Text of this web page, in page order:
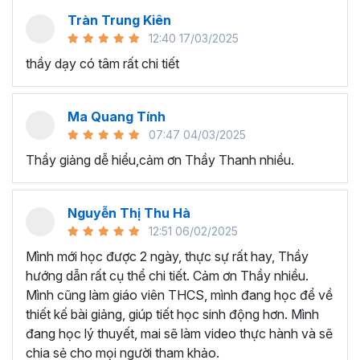
âm thanh ấn tượng cho các dự án cá nhân, quảng
cáo kinh doanh hoặc chiến dịch truyền thông xã hội.
Biết cách tối ưu hóa nội dung của bạn cho nhiều
nền tảng khác nhau để tiếp cận và thu hút nhiều đối
Nắm được phương pháp tìm kiếm nguồn tài nguyên
hình ảnh, âm thanh và video để sáng tạo video AI
cho riêng mình.
Biết cách tạo các câu lệnh cho AI chuẩn để tạo kết
Làm cho video của bạn trở nên sống động bằng
giọng nói tự nhiên và hấp dẫn bằng công nghệ
chuyển văn bản thành giọng nói miễn phí.
Thành thạo thực hànhtạo video bằng AIđa dạng
như video mở đầu, video thông nghiệp, video hoạt
hình, video quảng cáo, video tua nhanh 1 - 100
tuổi,...
Tràn Trung Kiên
12:40 17/03/2025
thầy dạy có tâm rất chi tiết
Ma Quang Tính
07:47 04/03/2025
Thầy giảng dễ hiểu,cảm ơn Thầy Thanh nhiều.
Nguyễn Thị Thu Hà
12:51 06/02/2025
Mình mới học được 2 ngày, thực sự rất hay, Thầy
hướng dẫn rất cụ thể chi tiết. Cảm ơn Thầy nhiều.
Mình cũng làm giáo viên THCS, mình đang học để về
thiết kế bài giảng, giúp tiết học sinh động hơn. Mình
đang học lý thuyết, mai sẽ làm video thực hành và sẽ
chia sẻ cho mọi người tham khảo.